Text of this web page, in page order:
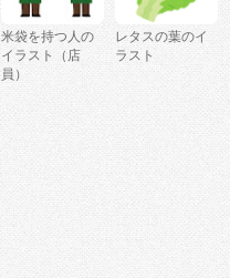
米袋を持つ人の
イラスト（店
員）
レタスの葉のイ
ラスト